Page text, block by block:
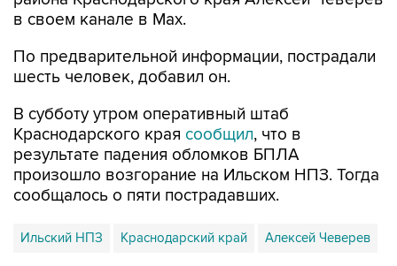
в своем канале в Max.
По предварительной информации, пострадали
шесть человек, добавил он.
В субботу утром оперативный штаб
Краснодарского края сообщил, что в
результате падения обломков БПЛА
произошло возгорание на Ильском НПЗ. Тогда
сообщалось о пяти пострадавших.
Ильский НПЗ Краснодарский край Алексей Чеверев